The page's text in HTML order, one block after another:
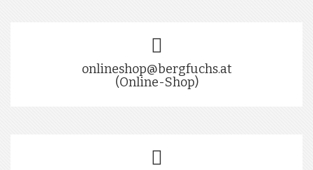
onlineshop@bergfuchs.at
(Online-Shop)